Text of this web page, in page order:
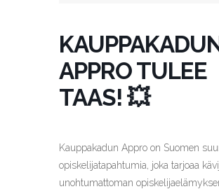
APPRO TULEE
TAAS! 💥
Kauppakadun Appro on Suomen
opiskelijatapahtumia, joka tarjoaa
unohtumattoman